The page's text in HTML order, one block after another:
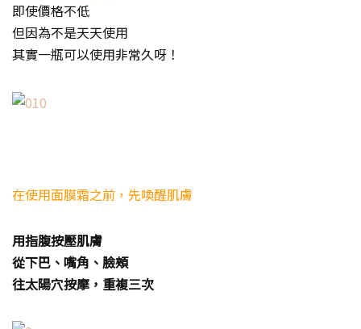
即使價格不低
但因為不是天天使用
其實一瓶可以使用非常久呀！
在使用面膜霜之前，先喚醒肌膚
用指腹按壓肌膚
從下巴、嘴角、臉頰
往太陽穴按摩，重複三次